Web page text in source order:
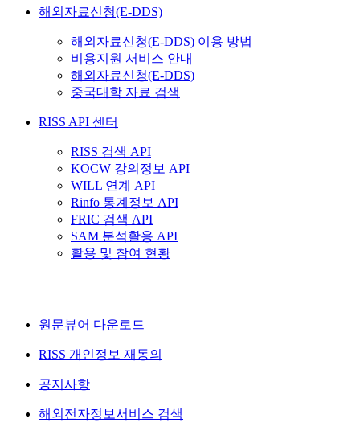
해외자료신청(E-DDS)
해외자료신청(E-DDS) 이용 방법
비용지원 서비스 안내
해외자료신청(E-DDS)
중국대학 자료 검색
RISS API 센터
RISS 검색 API
KOCW 강의정보 API
WILL 연계 API
Rinfo 통계정보 API
FRIC 검색 API
SAM 분석활용 API
활용 및 참여 현황
원문뷰어 다운로드
RISS 개인정보 재동의
공지사항
해외전자정보서비스 검색